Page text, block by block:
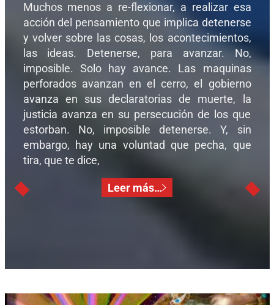
Muchos menos a re-flexionar, a realizar esa
acción del pensamiento que implica detenerse
y volver sobre las cosas, los acontecimientos,
las ideas. Detenerse, para avanzar. No,
imposible. Solo hay avance. Las maquinas
perforados avanzan en el cerro, el gobierno
avanza en sus declaratorias de muerte, la
justicia avanza en su persecución de los que
estorban. No, imposible detenerse. Y, sin
embargo, hay una voluntad que pecha, que
tira, que te dice,
Leer más…